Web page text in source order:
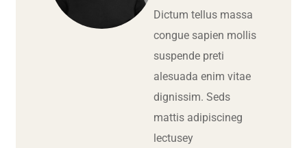
Dictum tellus massa
congue sapien mollis
suspende preti
alesuada enim vitae
dignissim. Seds
mattis adipiscineg
lectusey